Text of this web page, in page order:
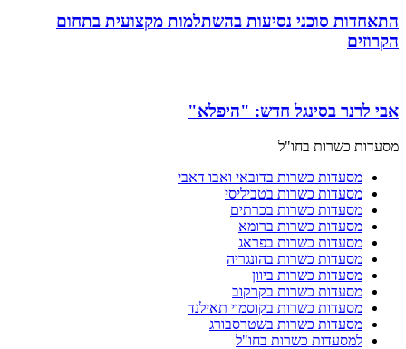
התאחדות סוכני נסיעות בהשתלמות מקצועית בתחום
הקרוזים
אבי לרנר בסינגל חדש: "היפלא"
מסעדות כשרות בחו"ל
מסעדות כשרות בדובאי ואבו דאבי
מסעדות כשרות בטביליסי
מסעדות כשרות בכרתים
מסעדות כשרות ברומא
מסעדות כשרות בפראג
מסעדות כשרות בהונגריה
מסעדות כשרות ביוון
מסעדות כשרות בקרקוב
מסעדות כשרות בקוסמוי תאילנד
מסעדות כשרות בשטרסבורג
למסעדות כשרות בחו"ל